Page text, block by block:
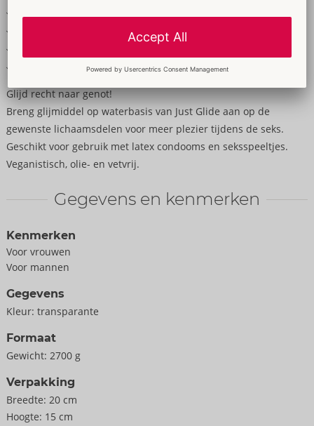
Veganistisch, olie- en vetvrij
Ook voor latex condooms & speeltjes
Glijd recht naar genot!
Breng glijmiddel op waterbasis van Just Glide aan op de
gewenste lichaamsdelen voor meer plezier tijdens de seks.
Geschikt voor gebruik met latex condooms en seksspeeltjes.
Veganistisch, olie- en vetvrij.
Gegevens en kenmerken
Kenmerken
Voor vrouwen
Voor mannen
Gegevens
Kleur: transparante
Formaat
Gewicht: 2700 g
Verpakking
Breedte: 20 cm
Hoogte: 15 cm